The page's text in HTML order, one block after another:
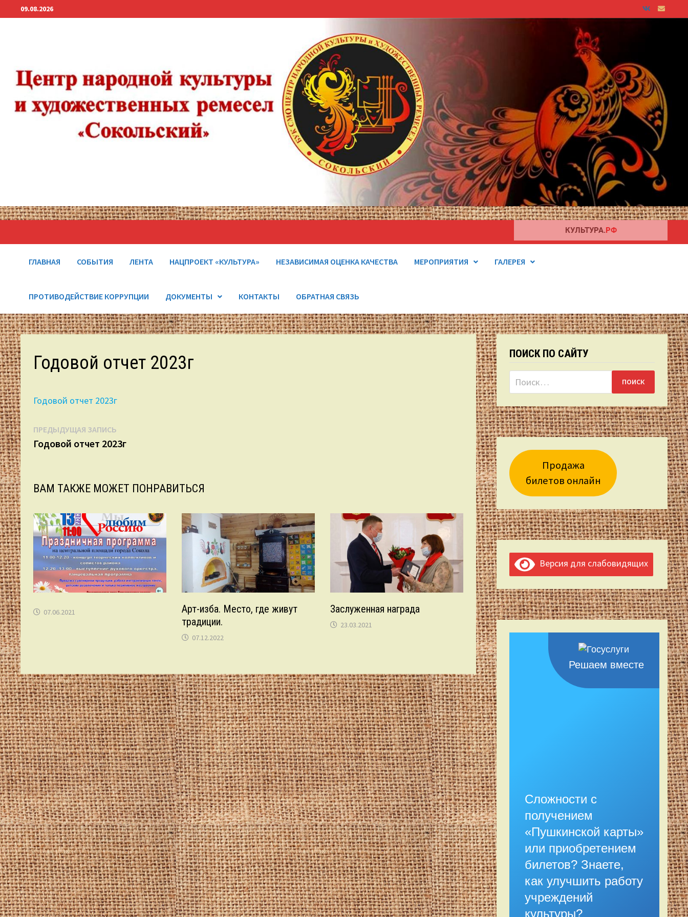
Перейти
к
09.08.2026
ГЛАВНАЯ СОБЫТИЯ ЛЕНТА НАЦПРОЕКТ «КУЛЬТУРА» НЕЗАВИСИМАЯ ОЦЕНКА КАЧЕСТВА МЕРОПРИЯТИЯ ГАЛЕРЕЯ
ПРОТИВОДЕЙСТВИЕ КОРРУПЦИИ ДОКУМЕНТЫ КОНТАКТЫ ОБРАТНАЯ СВЯЗЬ
Годовой отчет 2023г
Годовой отчет 2023г
Навигация
по
ПРЕДЫДУЩАЯ ЗАПИСЬ
запись:
Годовой отчет 2023г
ВАМ ТАКЖЕ МОЖЕТ ПОНРАВИТЬСЯ
07.06.2021
Арт-изба. Место, где живут
традиции.
07.12.2022
Заслуженная награда
23.03.2021
ПОИСК ПО САЙТУ
Найти:
Продажа
билетов онлайн
Версия для слабовидящих
Решаем вместе
Сложности с
получением
«Пушкинской карты»
или приобретением
билетов? Знаете,
как улучшить работу
учреждений
культуры?